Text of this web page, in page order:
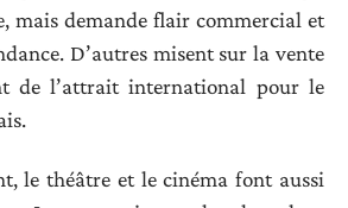
mais demande flair commercial et
D’autres misent sur la vente
de l’attrait international pour le
le théâtre et le cinéma font aussi